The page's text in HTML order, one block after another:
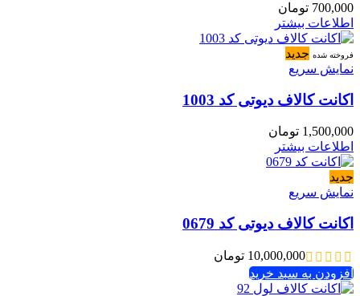
700,000 تومان
اطلاعات بیشتر
فروخته شده جدید
نمایش سریع
اکانت کالاف دیوتی کد 1003
1,500,000 تومان
اطلاعات بیشتر
جدید
نمایش سریع
اکانت کالاف دیوتی کد 0679
10,000,000 تومان
افزودن به سبد خرید